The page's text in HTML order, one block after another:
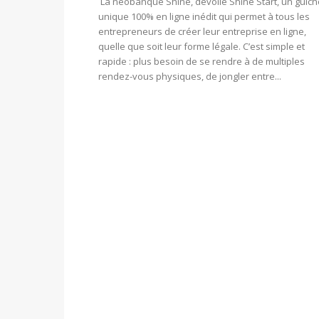
unique 100% en ligne inédit qui permet à tous les
entrepreneurs de créer leur entreprise en ligne,
quelle que soit leur forme légale. C’est simple et
rapide : plus besoin de se rendre à de multiples
rendez-vous physiques, de jongler entre...